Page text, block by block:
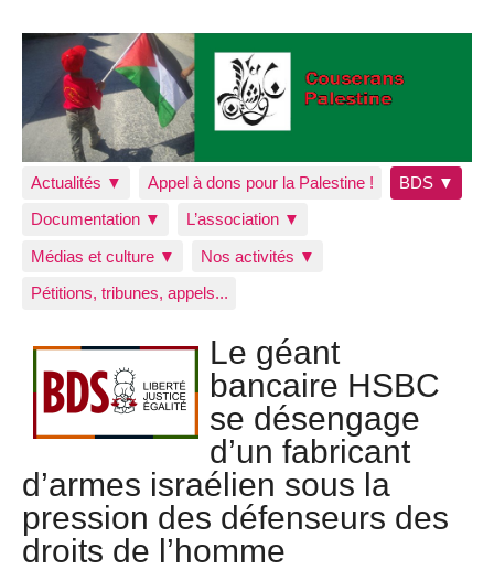
Actualités ▼ Appel à dons pour la Palestine !
BDS ▼
Documentation ▼
L’association ▼
Médias et culture ▼
Nos activités ▼
Pétitions, tribunes, appels...
Le géant
bancaire HSBC
se désengage
d’un fabricant
d’armes israélien sous la
pression des défenseurs des
droits de l’homme